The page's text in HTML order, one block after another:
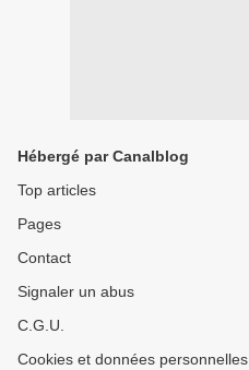
Hébergé par Canalblog
Top articles
Pages
Contact
Signaler un abus
C.G.U.
Cookies et données personnelles